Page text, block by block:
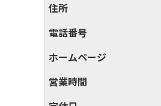
住所
電話番号
ホームページ
営業時間